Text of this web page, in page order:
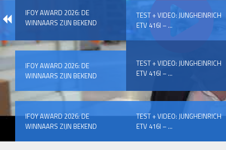
IFOY AWARD 2026: DE
WINNAARS ZIJN BEKEND
TEST + VIDEO: JUNGHEINRICH
ETV 416I – ...
IFOY AWARD 2026: DE
WINNAARS ZIJN BEKEND
TEST + VIDEO: JUNGHEINRICH
ETV 416I – ...
IFOY AWARD 2026: DE
WINNAARS ZIJN BEKEND
TEST + VIDEO: JUNGHEINRICH
ETV 416I – ...